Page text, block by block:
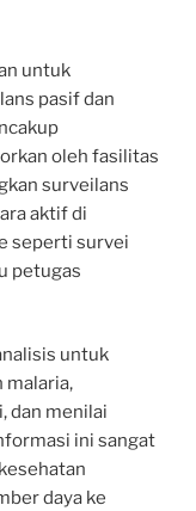
untuk
pasif dan
oleh fasilitas
surveilans
aktif di
seperti survei
petugas
untuk
dan menilai
ini sangat
daya ke